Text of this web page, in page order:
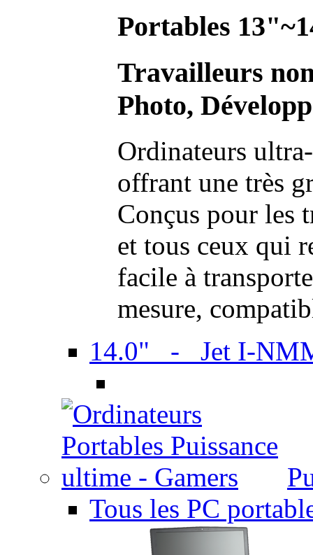
Portables
Travailleurs
Photo,
Ordinateurs
offrant une très
Conçus pour les
et tous ceux qui
facile à
mesure,
14.0" - Jet I-
Tous les PC